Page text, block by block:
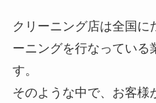
クリーニング店は全国に
ーニングを行なっている
す。
そのような中で、お客様